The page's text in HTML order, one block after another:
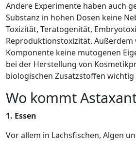
Andere Experimente haben auch
Substanz in hohen Dosen keine
Toxizität, Teratogenität,
Reproduktionstoxizität. Außerdem
Komponente keine mutogenen
bei der Herstellung von
biologischen Zusatzstoffen wichtig
Wo kommt
1. Essen
Vor allem in Lachsfischen, Algen